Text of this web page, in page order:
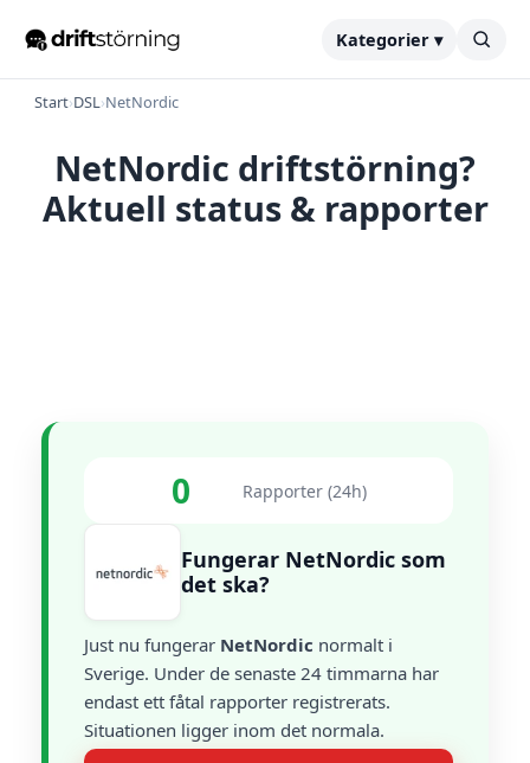
Kategorier ▾
Start›DSL›NetNordic
NetNordic driftstörning?
Aktuell status & rapporter
0 Rapporter (24h)
Fungerar NetNordic som
det ska?
Just nu fungerar NetNordic normalt i
Sverige. Under de senaste 24 timmarna har
endast ett fåtal rapporter registrerats.
Situationen ligger inom det normala.